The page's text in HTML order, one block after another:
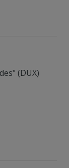
(DUX)